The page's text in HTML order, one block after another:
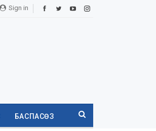
Sign in
БАСПАСӨЗ